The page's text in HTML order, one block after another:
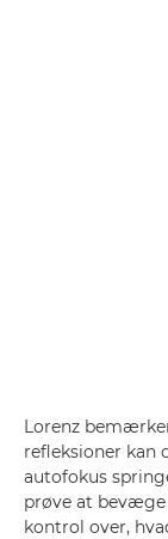
Lorenz
refleksioner kan
autofokus
prøve at
kontrol over,